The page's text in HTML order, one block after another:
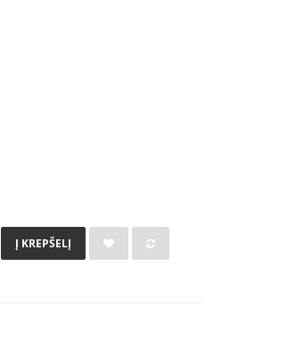
Į KREPŠELĮ